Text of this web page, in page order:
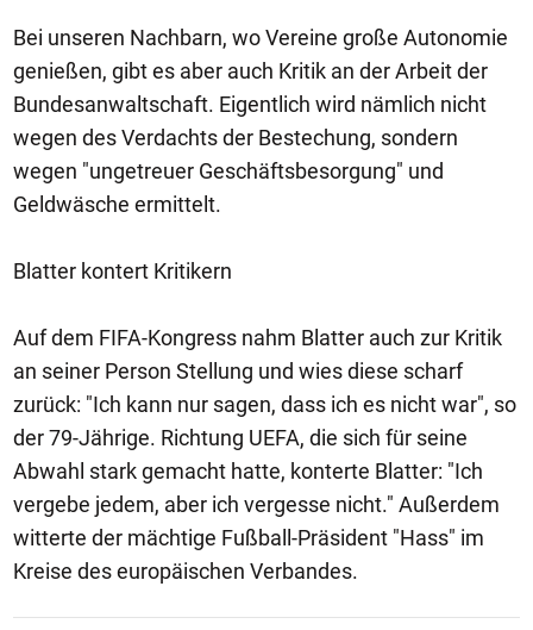
Bei unseren Nachbarn, wo Vereine große Autonomie
genießen, gibt es aber auch Kritik an der Arbeit der
Bundesanwaltschaft. Eigentlich wird nämlich nicht
wegen des Verdachts der Bestechung, sondern
wegen "ungetreuer Geschäftsbesorgung" und
Geldwäsche ermittelt.
Blatter kontert Kritikern
Auf dem FIFA-Kongress nahm Blatter auch zur Kritik
an seiner Person Stellung und wies diese scharf
zurück: "Ich kann nur sagen, dass ich es nicht war", so
der 79-Jährige. Richtung UEFA, die sich für seine
Abwahl stark gemacht hatte, konterte Blatter: "Ich
vergebe jedem, aber ich vergesse nicht." Außerdem
witterte der mächtige Fußball-Präsident "Hass" im
Kreise des europäischen Verbandes.